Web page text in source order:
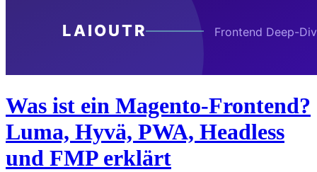
Was ist ein Magento-Frontend?
Luma, Hyvä, PWA, Headless
und FMP erklärt